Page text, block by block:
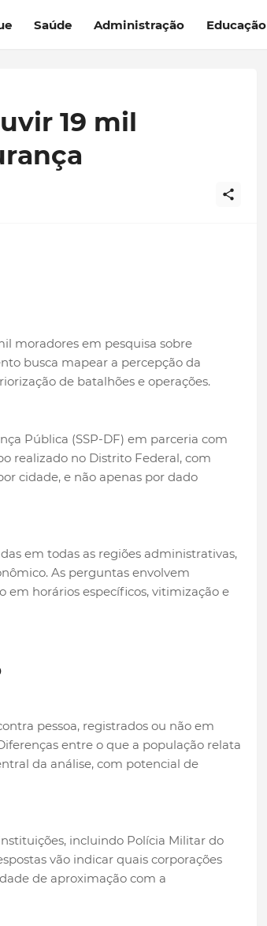
Saúde Administração Educação
19 mil
moradores em pesquisa sobre
busca mapear a percepção da
de batalhões e operações.
Pública (SSP-DF) em parceria com
realizado no Distrito Federal, com
cidade, e não apenas por dado
em todas as regiões administrativas,
As perguntas envolvem
em horários específicos, vitimização e
pessoa, registrados ou não em
entre o que a população relata
da análise, com potencial de
incluindo Polícia Militar do
vão indicar quais corporações
de aproximação com a